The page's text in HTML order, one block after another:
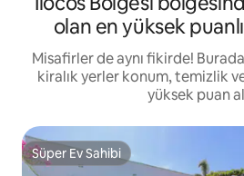
olan en yüksek
Misafirler de aynı fikirde!
kiralık yerler konum, temizlik
yüksek puan
Süper Ev Sahibi
Süper Ev Sahibi